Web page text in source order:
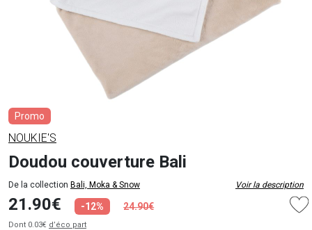
Promo
NOUKIE'S
Doudou couverture Bali
De la collection Bali, Moka & Snow Voir la description
21.90€ -12% 24.90€
Dont 0.03€ d’éco part